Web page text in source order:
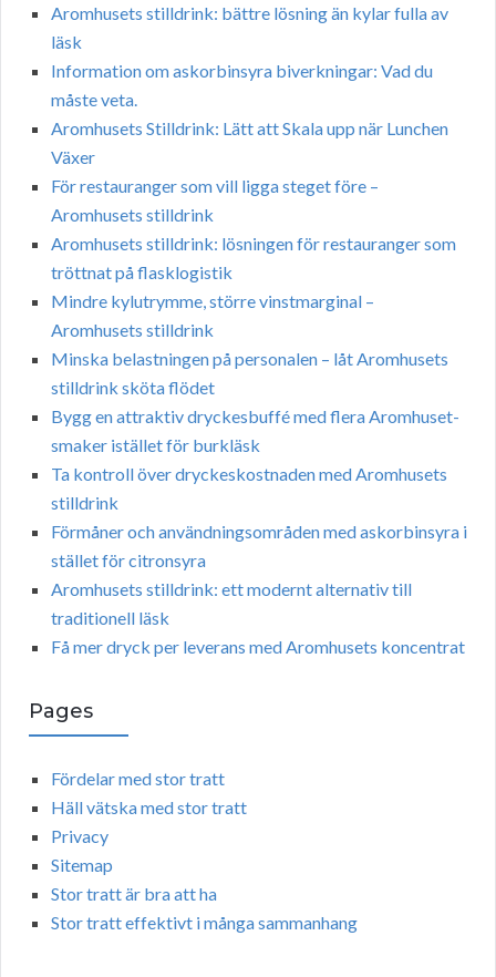
Aromhusets stilldrink: bättre lösning än kylar fulla av
läsk
Information om askorbinsyra biverkningar: Vad du
måste veta.
Aromhusets Stilldrink: Lätt att Skala upp när Lunchen
Växer
För restauranger som vill ligga steget före –
Aromhusets stilldrink
Aromhusets stilldrink: lösningen för restauranger som
tröttnat på flasklogistik
Mindre kylutrymme, större vinstmarginal –
Aromhusets stilldrink
Minska belastningen på personalen – låt Aromhusets
stilldrink sköta flödet
Bygg en attraktiv dryckesbuffé med flera Aromhuset-
smaker istället för burkläsk
Ta kontroll över dryckeskostnaden med Aromhusets
stilldrink
Förmåner och användningsområden med askorbinsyra i
stället för citronsyra
Aromhusets stilldrink: ett modernt alternativ till
traditionell läsk
Få mer dryck per leverans med Aromhusets koncentrat
Pages
Fördelar med stor tratt
Häll vätska med stor tratt
Privacy
Sitemap
Stor tratt är bra att ha
Stor tratt effektivt i många sammanhang